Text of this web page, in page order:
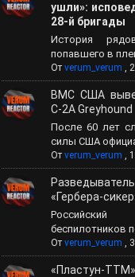
ушли»:
28-й бригады
История
попавшего в
Отverum_verum ,
ВМС США
C-2A Greyhound
После 60 лет
силы США
Отverum_verum ,
«Гербера-
беспилотников
Отverum_verum ,
«Пластун-